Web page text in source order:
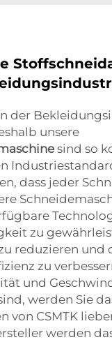
der
unsere
sind so
dass jeder
zu
reduzieren und
zu
und
werden Sie
von CSMTK
werden